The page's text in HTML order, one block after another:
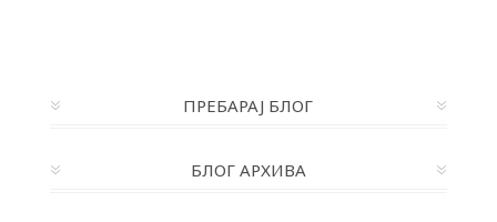
ПРЕБАРАЈ БЛОГ
БЛОГ АРХИВА